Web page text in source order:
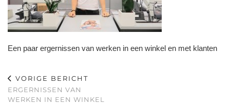
Een paar ergernissen van werken in een winkel en met klanten
VORIGE BERICHT
ERGERNISSEN VAN
WERKEN IN EEN WINKEL